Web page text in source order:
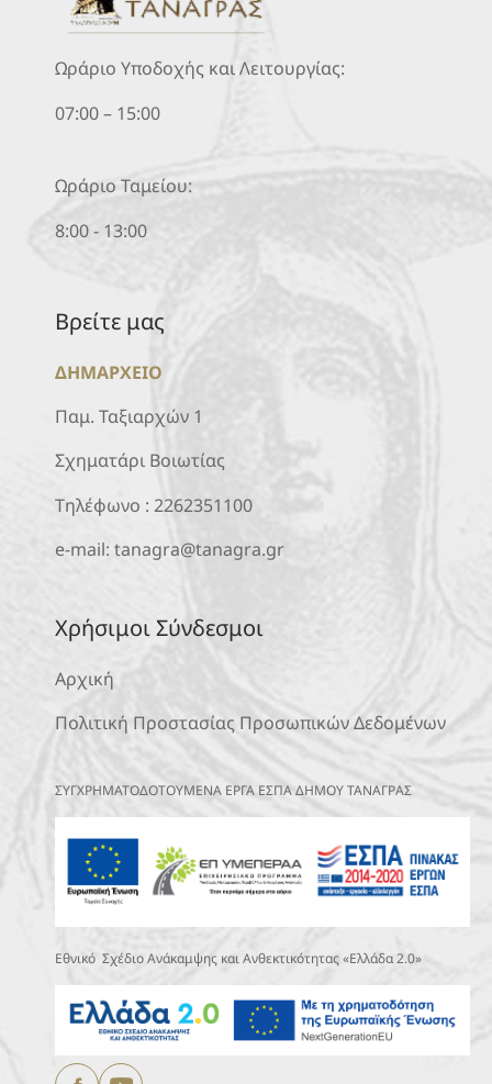
Ωράριο Υποδοχής και Λειτουργίας:
07:00 – 15:00
Ωράριο Ταμείου:
8:00 - 13:00
Βρείτε μας
ΔΗΜΑΡΧΕΙΟ
Παμ. Ταξιαρχών 1
Σχηματάρι Βοιωτίας
Τηλέφωνο : 2262351100
e-mail: tanagra@tanagra.gr
Χρήσιμοι Σύνδεσμοι
Αρχική
Πολιτική Προστασίας Προσωπικών Δεδομένων
ΣΥΓΧΡΗΜΑΤΟΔΟΤΟΥΜΕΝΑ ΕΡΓΑ ΕΣΠΑ ΔΗΜΟΥ ΤΑΝΑΓΡΑΣ
Εθνικό Σχέδιο Ανάκαμψης και Ανθεκτικότητας «Ελλάδα 2.0»